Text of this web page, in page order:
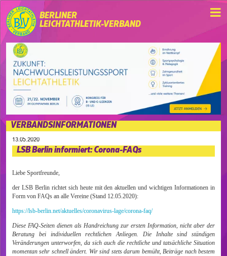
BERLINER
LEICHTATHLETIK-VERBAND
VERBANDSINFORMATIONEN
13.05.2020
LSB Berlin informiert: Corona-FAQs
Liebe Sportfreunde,
der LSB Berlin richtet sich heute mit den aktuellen und wichtigen Informationen in
Form von FAQs an alle Vereine (Stand 12.05.2020):
https://lsb-berlin.net/aktuelles/coronavirus-lage/corona-faq/
Diese FAQ-Seiten dienen als Handreichung zur ersten Information, nicht aber der
Beratung bei individuellen rechtlichen Anliegen. Die Inhalte sind ständigen
Veränderungen unterworfen, da sich auch die rechtliche und tatsächliche Situation
momentan sehr schnell ändert. Wir sind stets darum bemüht, Beiträge nach bestem